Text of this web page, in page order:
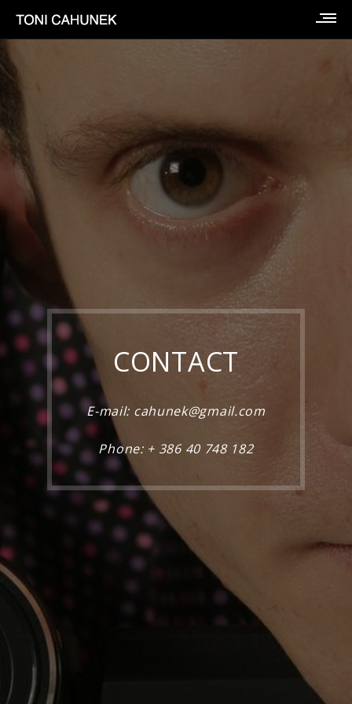
CONTACT
E-mail: cahunek@gmail.com
Phone: + 386 40 748 182